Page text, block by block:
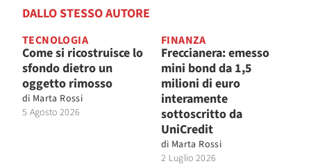
DALLO STESSO AUTORE
TECNOLOGIA
Come si ricostruisce lo
sfondo dietro un
oggetto rimosso
di Marta Rossi
5 Agosto 2026
FINANZA
Freccianera: emesso
mini bond da 1,5
milioni di euro
interamente
sottoscritto da
UniCredit
di Marta Rossi
2 Luglio 2026